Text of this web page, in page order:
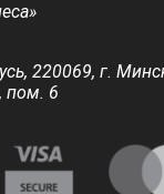
220069, г.
пом. 6